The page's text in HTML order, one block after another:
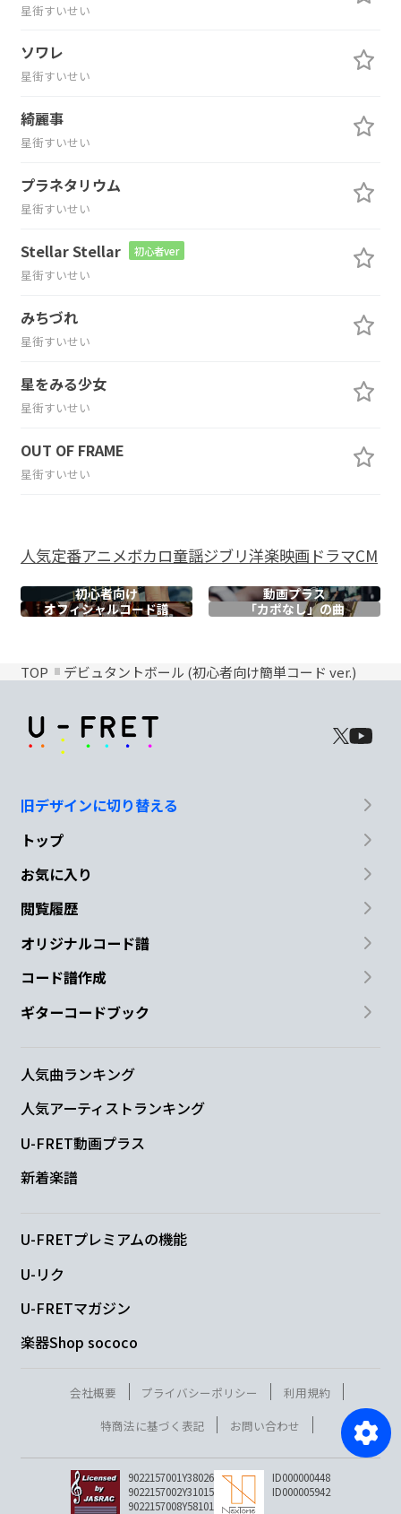
星街すいせい
ソワレ
星街すいせい
綺麗事
星街すいせい
プラネタリウム
星街すいせい
Stellar Stellar 初心者ver
星街すいせい
みちづれ
星街すいせい
星をみる少女
星街すいせい
OUT OF FRAME
星街すいせい
人気定番アニメボカロ童謡ジブリ洋楽映画ドラマCM
初心者向け
動画プラス
オフィシャルコード譜 「カポなし」の曲
TOP デビュタントボール (初心者向け簡単コード ver.)
旧デザインに切り替える
トップ
お気に入り
閲覧履歴
オリジナルコード譜
コード譜作成
ギターコードブック
人気曲ランキング
人気アーティストランキング
U-FRET動画プラス
新着楽譜
U-FRETプレミアムの機能
U-リク
U-FRETマガジン
楽器Shop sococo
会社概要 プライバシーポリシー
利用規約
特商法に基づく表記
お問い合わせ
9022157001Y38026
9022157002Y31015
9022157008Y58101
ID000000448
ID000005942